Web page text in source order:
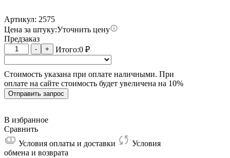
Артикул: 2575
Цена за штуку:Уточнить цену
Предзаказ
Количество
товара
Whatsminer
M73S
13.5W
542T
- + Итого:0₽
Стоимость указана при оплате наличными. При
оплате на сайте стоимость будет увеличена на 10%
Отправить запрос
В избранное
Сравнить
Условия оплаты и доставки
Условия
обмена и возврата